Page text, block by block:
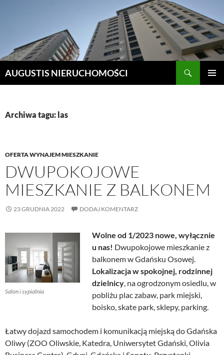
AUGUSTIS NIERUCHOMOŚCI
Archiwa tagu: las
OFERTA WYNAJEM MIESZKANIE
DWUPOKOJOWE
MIESZKANIE Z BALKONEM
23 GRUDNIA 2022 DODAJ KOMENTARZ
Salon i sypialnia
Wolne od 1/2023 nowe, wyłącznie
u nas! Dwupokojowe mieszkanie z
balkonem w Gdańsku Osowej.
Lokalizacja w spokojnej, rodzinnej
dzielnicy, na ogrodzonym osiedlu, w
pobliżu plac zabaw, park miejski,
boisko, skate park, sklepy, parking.
Łatwy dojazd samochodem i komunikacją miejską do Gdańska
Oliwy (ZOO Oliwskie, Katedra, Uniwersytet Gdański, Olivia